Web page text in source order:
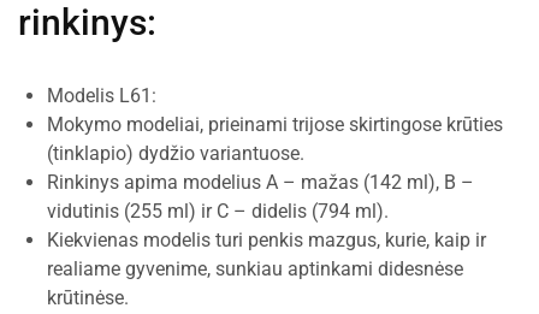
rinkinys:
Modelis L61:
Mokymo modeliai, prieinami trijose skirtingose krūties
(tinklapio) dydžio variantuose.
Rinkinys apima modelius A – mažas (142 ml), B –
vidutinis (255 ml) ir C – didelis (794 ml).
Kiekvienas modelis turi penkis mazgus, kurie, kaip ir
realiame gyvenime, sunkiau aptinkami didesnėse
krūtinėse.